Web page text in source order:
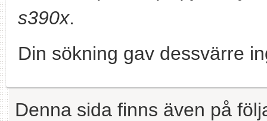
s390x.
Din sökning gav dessvärre
Denna sida finns även på